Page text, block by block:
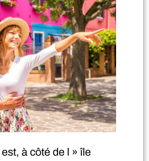
est, à côté de l » île